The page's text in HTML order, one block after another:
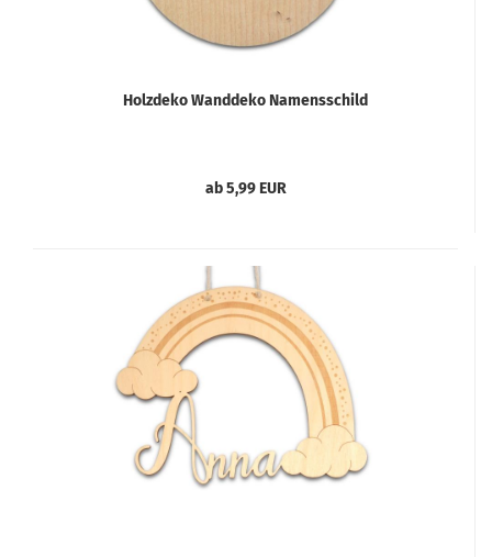
Holzdeko Wanddeko Namensschild
ab 5,99 EUR